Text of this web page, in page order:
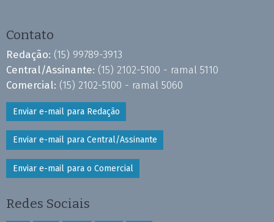
Contato
Redação: (15) 99789-3913
Central/Assinante: (15) 2102-5100 - ramal 5110
Comercial: (15) 2102-5100 - ramal 5060
Enviar e-mail para Redação
Enviar e-mail para Central/Assinante
Enviar e-mail para o Comercial
Redes Sociais